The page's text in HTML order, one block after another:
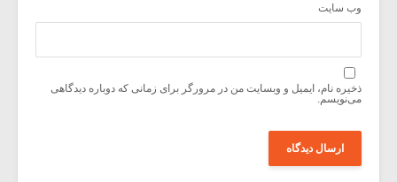
وب‌ سایت
ذخیره نام، ایمیل و وبسایت من در مرورگر برای زمانی که دوباره دیدگاهی
می‌نویسم.